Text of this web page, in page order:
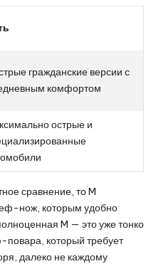
гражданские версии с
комфортом
острые и
сравнение, то M
нож, которым удобно
M — это уже тонко
который требует
далеко не каждому